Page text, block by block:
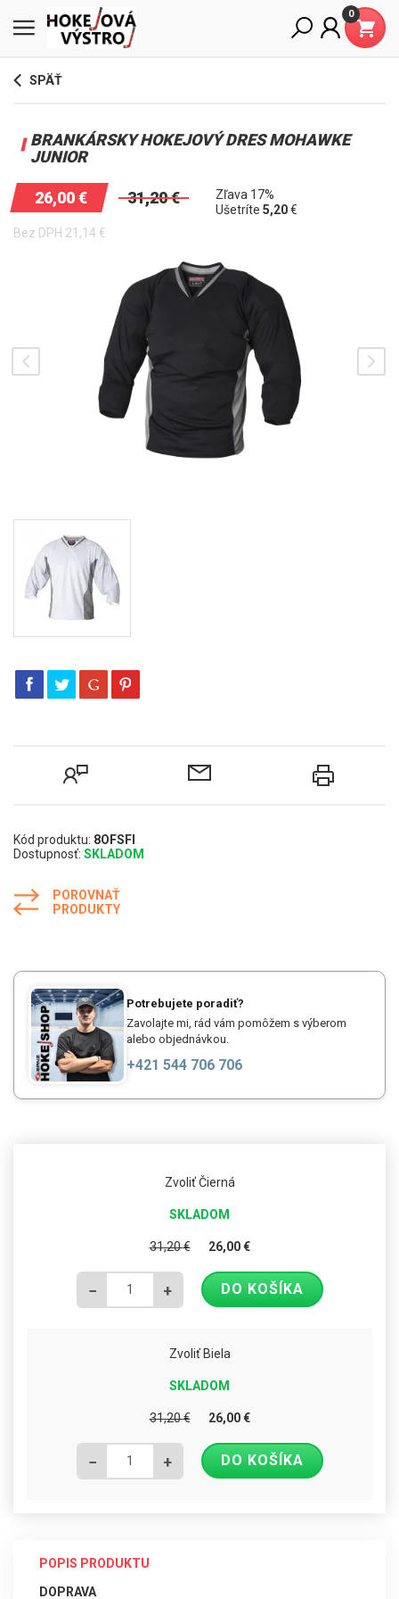
0
SPÄŤ
BRANKÁRSKY HOKEJOVÝ DRES MOHAWKE
JUNIOR
26,00€ 31,20€
Zľava 17%
Ušetríte 5,20€
Bez DPH 21,14 €
Kód produktu: 8OFSFI
Dostupnosť: SKLADOM
POROVNAŤ
PRODUKTY
Potrebujete poradiť?
Zavolajte mi, rád vám pomôžem s výberom
alebo objednávkou.
+421 544 706 706
Zvoliť Čierná
SKLADOM
31,20€ 26,00€
− + DO KOŠÍKA
Zvoliť Biela
SKLADOM
31,20€ 26,00€
− + DO KOŠÍKA
POPIS PRODUKTU
DOPRAVA